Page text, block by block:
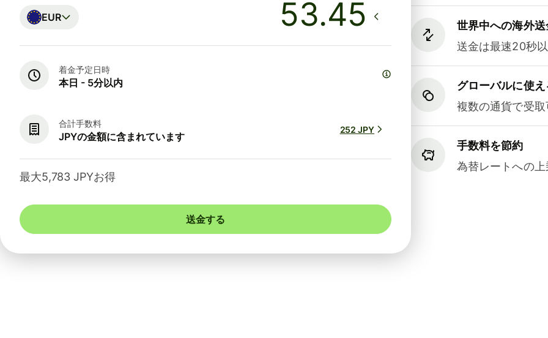
世界中への海外送
送金は最速20秒
グローバルに使
複数の通貨で受
手数料を節約
為替レートへの
EUR
着金予定日時
本日 - 5分以内
合計手数料
JPYの金額に含まれています
252 JPY
最大5,783 JPYお得
送金する